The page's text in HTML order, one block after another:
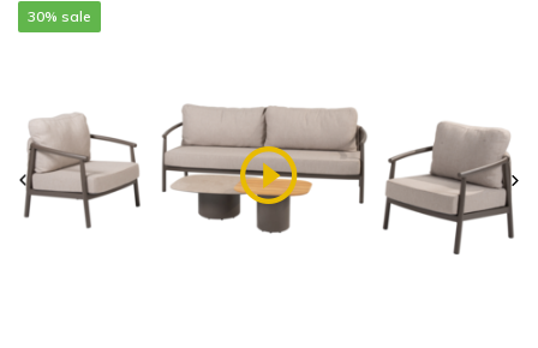
30% sale